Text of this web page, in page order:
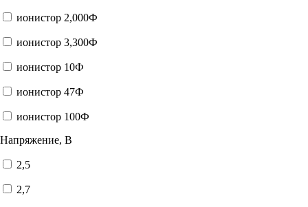
ионистор 2,000Ф
ионистор 3,300Ф
ионистор 10Ф
ионистор 47Ф
ионистор 100Ф
Напряжение, В
2,5
2,7